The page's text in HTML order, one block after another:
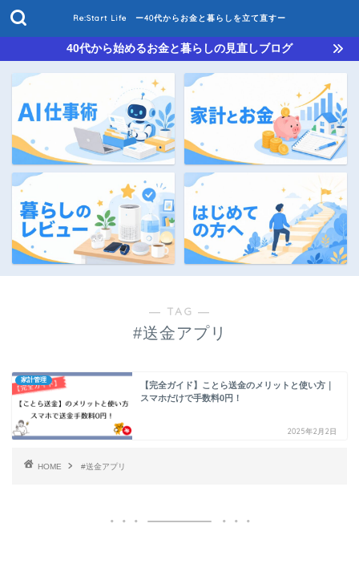
Re:Start Life ー40代からお金と暮らしを立て直すー
40代から始めるお金と暮らしの見直しブログ
― TAG ―
#送金アプリ
家計管理
【完全ガイド】ことら送金のメリットと使い方｜
スマホだけで手数料0円！
2025年2月2日
HOME #送金アプリ